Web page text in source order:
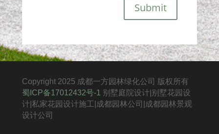
Submit
Copyright 2025 成都一方园林绿化公司 版权所有
蜀ICP备17012432号-1 别墅庭院设计|别墅花园设
计|私家花园设计施工|成都园林公司|成都园林景观
设计公司